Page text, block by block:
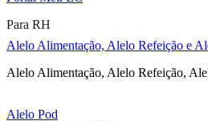
Para RH
Alelo Alimentação, Alelo Refeição e
Alelo Alimentação, Alelo Refeição,
Alelo Pod